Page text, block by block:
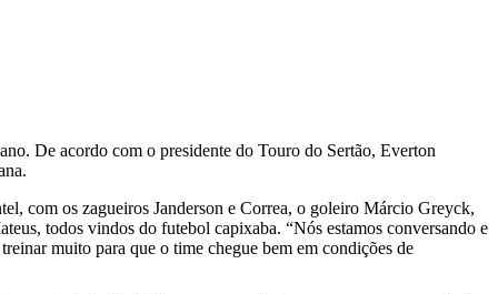
De acordo com o presidente do Touro do Sertão, Everton
com os zagueiros Janderson e Correa, o goleiro Márcio Greyck,
todos vindos do futebol capixaba. “Nós estamos conversando e
muito para que o time chegue bem em condições de